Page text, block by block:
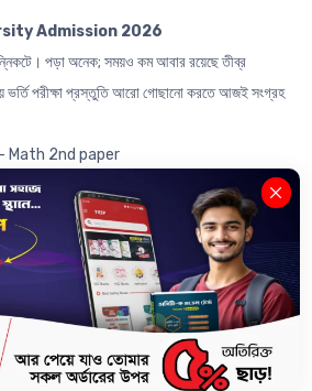
Admission 2026
পড়া অনেক; সময়ও কম আবার রয়েছে তীব্র
ভর্তি পরীক্ষা প্রস্তুতি আরো গোছানো করতে আজই সংগ্রহ
- Math 2nd paper
সকল স্বনামধন্য বিশ্ববিদ্যালয়ের বিগত ১৭ বছরের
স্বল্পতম সময়ে গাণিতিক সমস্যা সমাধানের জন্য